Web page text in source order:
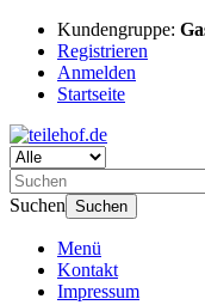
Kundengruppe:
Registrieren
Anmelden
Startseite
Suchen Suchen
Menü
Kontakt
Impressum